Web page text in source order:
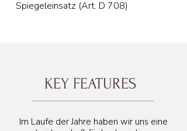
Spiegeleinsatz (Art. D 708)
KEY FEATURES
Im Laufe der Jahre haben wir uns eine